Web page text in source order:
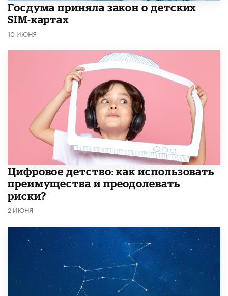
Госдума приняла закон о детских
SIM-картах
10 ИЮНЯ
​Цифровое детство: как использовать
преимущества и преодолевать
риски?
2 ИЮНЯ